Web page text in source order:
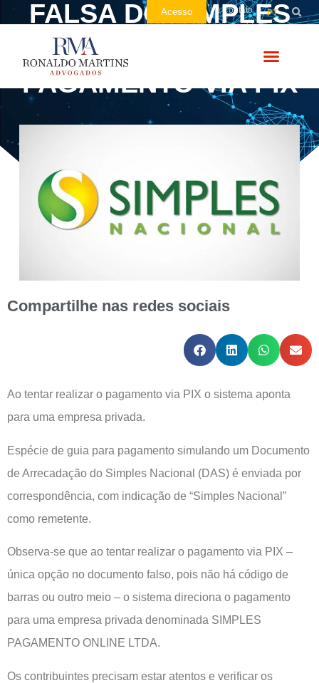
Acesso Contato PT
FALSA DO SIMPLES
NACIONAL PARA
PAGAMENTO VIA PIX
Compartilhe nas redes sociais
Ao tentar realizar o pagamento via PIX o sistema aponta
para uma empresa privada.
Espécie de guia para pagamento simulando um Documento
de Arrecadação do Simples Nacional (DAS) é enviada por
correspondência, com indicação de “Simples Nacional”
como remetente.
Observa-se que ao tentar realizar o pagamento via PIX –
única opção no documento falso, pois não há código de
barras ou outro meio – o sistema direciona o pagamento
para uma empresa privada denominada SIMPLES
PAGAMENTO ONLINE LTDA.
Os contribuintes precisam estar atentos e verificar os